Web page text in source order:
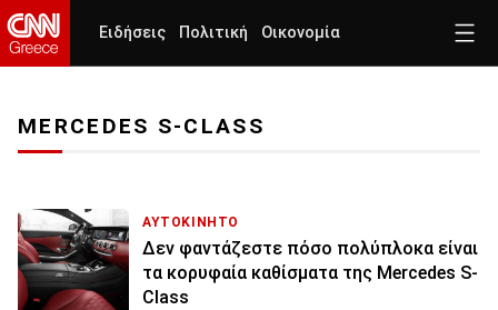
Ειδήσεις Πολιτική Οικονομία
MERCEDES S-CLASS
ΑΥΤΟΚΙΝΗΤΟ
Δεν φαντάζεστε πόσο πολύπλοκα είναι
τα κορυφαία καθίσματα της Mercedes S-
Class